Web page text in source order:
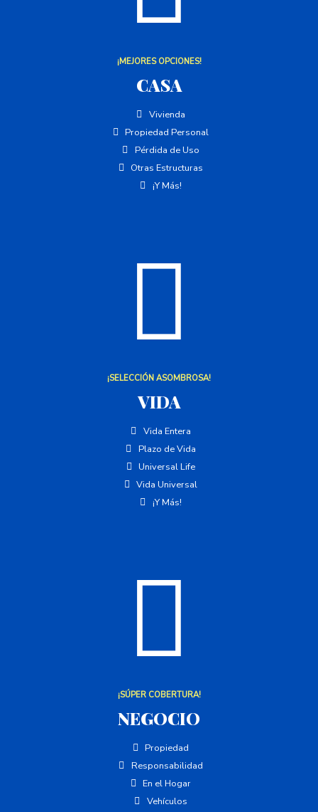
¡MEJORES OPCIONES!
CASA
Vivienda
Propiedad Personal
Pérdida de Uso
Otras Estructuras
¡Y Más!
¡SELECCIÓN ASOMBROSA!
VIDA
Vida Entera
Plazo de Vida
Universal Life
Vida Universal
¡Y Más!
¡SÚPER COBERTURA!
NEGOCIO
Propiedad
Responsabilidad
En el Hogar
Vehículos